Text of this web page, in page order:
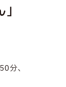
分、